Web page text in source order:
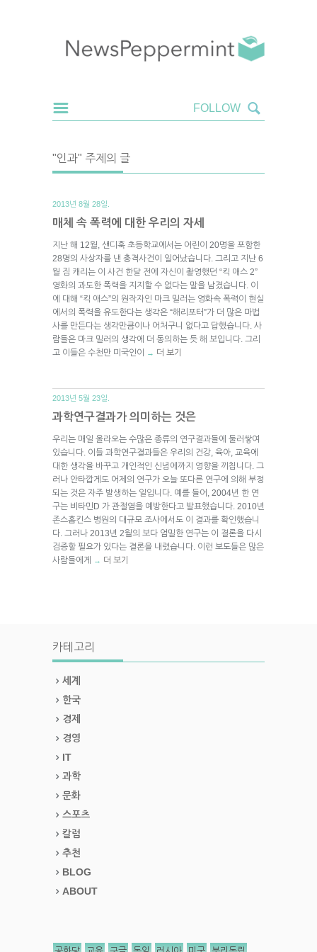
"인과" 주제의 글
2013년 8월 28일.
매체 속 폭력에 대한 우리의 자세
지난 해 12월, 샌디훅 초등학교에서는 어린이 20명을 포함한
28명의 사상자를 낸 총격사건이 일어났습니다. 그리고 지난 6
월 짐 캐리는 이 사건 한달 전에 자신이 촬영했던 “킥 애스 2”
영화의 과도한 폭력을 지지할 수 없다는 말을 남겼습니다. 이
에 대해 “킥 애스”의 원작자인 마크 밀러는 영화속 폭력이 현실
에서의 폭력을 유도한다는 생각은 “해리포터”가 더 많은 마법
사를 만든다는 생각만큼이나 어처구니 없다고 답했습니다. 사
람들은 마크 밀러의 생각에 더 동의하는 듯 해 보입니다. 그리
고 이들은 수천만 미국인이
→ 더 보기
2013년 5월 23일.
과학연구결과가 의미하는 것은
우리는 매일 올라오는 수많은 종류의 연구결과들에 둘러쌓여
있습니다. 이들 과학연구결과들은 우리의 건강, 육아, 교육에
대한 생각을 바꾸고 개인적인 신념에까지 영향을 끼칩니다. 그
러나 안타깝게도 어제의 연구가 오늘 또다른 연구에 의해 부정
되는 것은 자주 발생하는 일입니다. 예를 들어, 2004년 한 연
구는 비타민D 가 관절염을 예방한다고 발표했습니다. 2010년
존스홉킨스 병원의 대규모 조사에서도 이 결과를 확인했습니
다. 그러나 2013년 2월의 보다 엄밀한 연구는 이 결론을 다시
검증할 필요가 있다는 결론을 내렸습니다. 이런 보도들은 많은
사람들에게
→ 더 보기
카테고리
세계
한국
경제
경영
IT
과학
문화
스포츠
칼럼
추천
BLOG
ABOUT